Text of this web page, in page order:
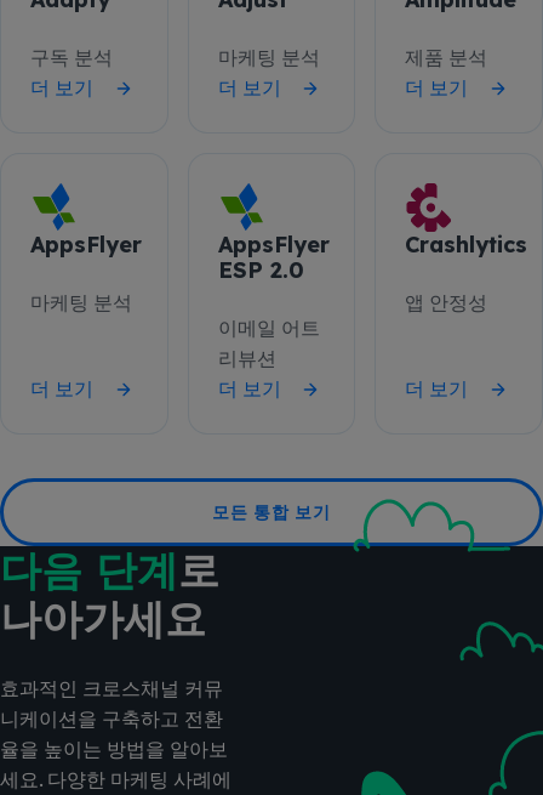
구독 분석
더 보기
마케팅 분석
더 보기
제품 분석
더 보기
AppsFlyer
마케팅 분석
더 보기
AppsFlyer
ESP 2.0
이메일 어트
리뷰션
더 보기
Crashlytics
앱 안정성
더 보기
모든 통합 보기
다음 단계로
나아가세요
효과적인 크로스채널 커뮤
니케이션을 구축하고 전환
율을 높이는 방법을 알아보
세요. 다양한 마케팅 사례에